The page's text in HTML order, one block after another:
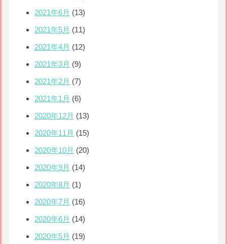
2021年6月 (13)
2021年5月 (11)
2021年4月 (12)
2021年3月 (9)
2021年2月 (7)
2021年1月 (6)
2020年12月 (13)
2020年11月 (15)
2020年10月 (20)
2020年9月 (14)
2020年8月 (1)
2020年7月 (16)
2020年6月 (14)
2020年5月 (19)